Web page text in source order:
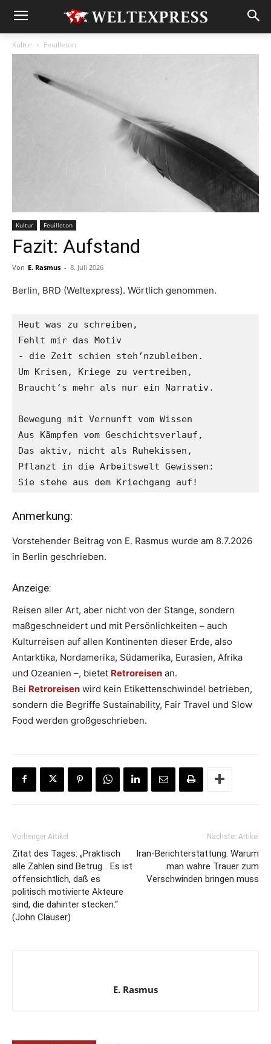
Kultur Feuilleton
Kultur Feuilleton
Fazit: Aufstand
Von E. Rasmus - 8. Juli 2026
Berlin, BRD (Weltexpress). Wörtlich genommen.
Heut was zu schreiben,
Fehlt mir das Motiv
- die Zeit schien steh’nzubleiben.
Um Krisen, Kriege zu vertreiben,
Braucht‘s mehr als nur ein Narrativ.
Bewegung mit Vernunft vom Wissen
Aus Kämpfen vom Geschichtsverlauf,
Das aktiv, nicht als Ruhekissen,
Pflanzt in die Arbeitswelt Gewissen:
Sie stehe aus dem Kriechgang auf!
Anmerkung:
Vorstehender Beitrag von E. Rasmus wurde am 8.7.2026
in Berlin geschrieben.
Anzeige:
Reisen aller Art, aber nicht von der Stange, sondern
maßgeschneidert und mit Persönlichkeiten – auch
Kulturreisen auf allen Kontinenten dieser Erde, also
Antarktika, Nordamerika, Südamerika, Eurasien, Afrika
und Ozeanien –, bietet Retroreisen an.
Bei Retroreisen wird kein Etikettenschwindel betrieben,
sondern die Begriffe Sustainability, Fair Travel und Slow
Food werden großgeschrieben.
Vorheriger Artikel
Zitat des Tages: „Praktisch
alle Zahlen sind Betrug… Es ist
offensichtlich, daß es
politisch motivierte Akteure
sind, die dahinter stecken.“
(John Clauser)
Nächster Artikel
Iran-Berichterstattung: Warum
man wahre Trauer zum
Verschwinden bringen muss
E. Rasmus